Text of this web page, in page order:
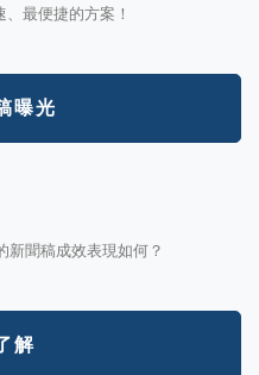
最便捷的方案！
曝光
聞稿成效表現如何？
解